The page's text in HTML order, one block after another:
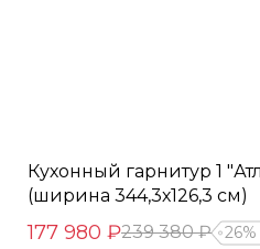
Кухонный гарнитур 1
(ширина 344,3х126,3 см)
177 980 ₽239 380 ₽ 26%